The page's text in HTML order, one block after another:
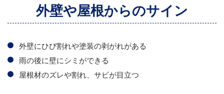
外壁や屋根からのサイン
外壁にひび割れや塗装の剥がれがある
雨の後に壁にシミができる
屋根材のズレや割れ、サビが目立つ